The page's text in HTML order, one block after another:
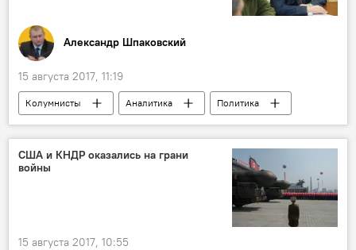
Александр Шпаковский
15 августа 2017, 11:19
Колумнисты Аналитика
Политика
Литва
Раймундас Кароблис
Раса Юкнявичене
"Запад-2017"
США и КНДР оказались на грани
войны
15 августа 2017, 10:55